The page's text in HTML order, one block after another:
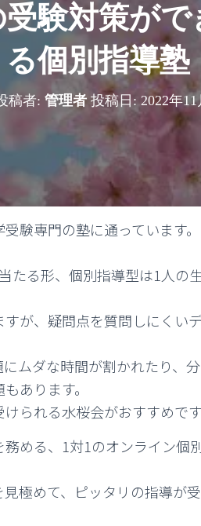
験対策が
る個別指導塾
稿者: 管理者 投稿日:2022年11
験専門の塾に通っています。
たる形、個別指導型は1人の
が、疑問点を質問しにくい
ムダな時間が割かれたり、
あります。
られる水桜会がおすすめです
める、1対1のオンライン個
極めて、ピッタリの指導が